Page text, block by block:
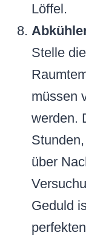
Löffel.
Stelle
müssen
werden.
über
Geduld